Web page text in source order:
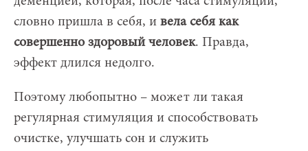
словно пришла в себя, и вела себя как
совершенно здоровый человек. Правда,
эффект длился недолго.
Поэтому любопытно – может ли такая
регулярная стимуляция и способствовать
очистке, улучшать сон и служить